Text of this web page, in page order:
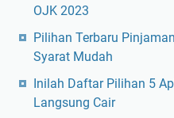
OJK 2023
Pilihan Terbaru
Syarat Mudah
Inilah Daftar Pilihan 5
Langsung Cair